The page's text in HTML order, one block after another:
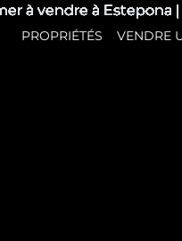
PROPRIÉTÉS VENDRE